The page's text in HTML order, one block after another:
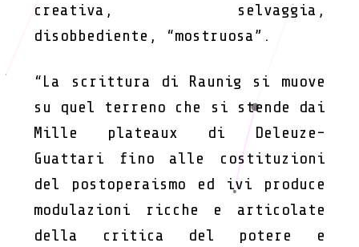
creativa, selvaggia,
disobbediente, “mostruosa”.
“La scrittura di Raunig si muove
su quel terreno che si stende dai
Mille plateaux di Deleuze-
Guattari fino alle costituzioni
del postoperaismo ed ivi produce
modulazioni ricche e articolate
della critica del potere e